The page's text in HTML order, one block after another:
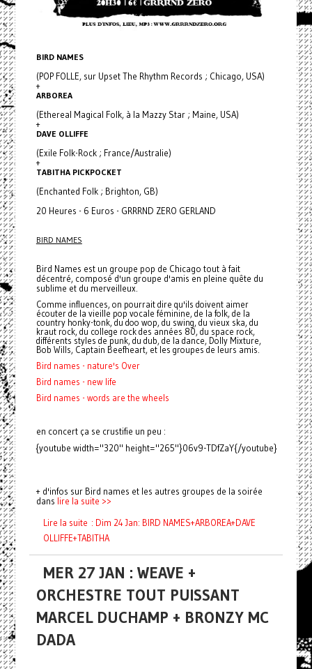
BIRD NAMES
(POP FOLLE, sur Upset The Rhythm Records ; Chicago, USA)
+
ARBOREA
(Ethereal Magical Folk, à la Mazzy Star ; Maine, USA)
+
DAVE OLLIFFE
(Exile Folk-Rock ; France/Australie)
+
TABITHA PICKPOCKET
(Enchanted Folk ; Brighton, GB)
20 Heures - 6 Euros - GRRRND ZERO GERLAND
BIRD NAMES
Bird Names est un groupe pop de Chicago tout à fait
décentré, composé d'un groupe d'amis en pleine quête du
sublime et du merveilleux.
Comme influences, on pourrait dire qu'ils doivent aimer
écouter de la vieille pop vocale féminine, de la folk, de la
country honky-tonk, du doo wop, du swing, du vieux ska, du
kraut rock, du college rock des années 80, du space rock,
différents styles de punk, du dub, de la dance, Dolly Mixture,
Bob Wills, Captain Beefheart, et les groupes de leurs amis.
Bird names - nature's Over
Bird names - new life
Bird names - words are the wheels
en concert ça se crustifie un peu :
{youtube width="320" height="265"}06v9-TDfZaY{/youtube}
+ d'infos sur Bird names et les autres groupes de la soirée
dans lire la suite >>
Lire la suite : Dim 24 Jan: BIRD NAMES+ARBOREA+DAVE
OLLIFFE+TABITHA
MER 27 JAN : WEAVE +
ORCHESTRE TOUT PUISSANT
MARCEL DUCHAMP + BRONZY MC
DADA